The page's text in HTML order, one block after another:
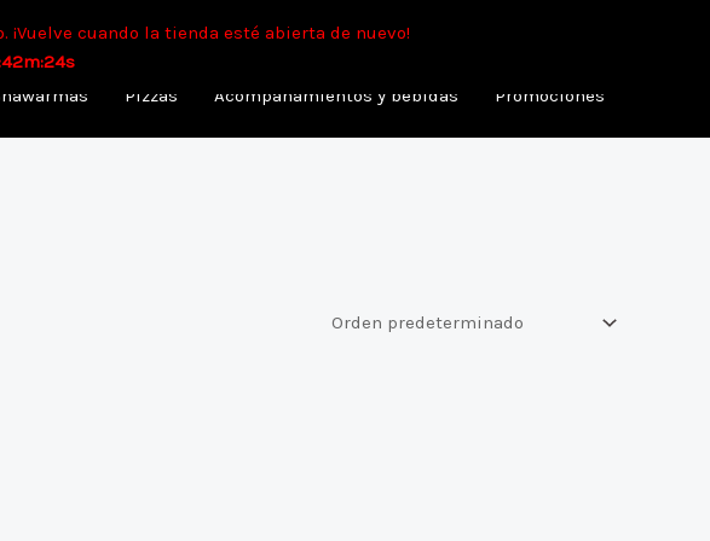
cuando la tienda esté abierta de nuevo!
Para retiro: 40 min.
Pizzas Acompañamientos y bebidas Promociones